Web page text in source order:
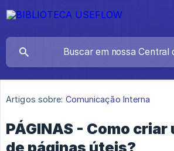
Artigos sobre: Comunicação Interna
PÁGINAS - Como criar